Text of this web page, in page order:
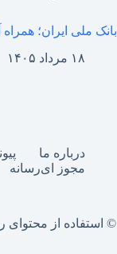
بانک ملی ایران؛
۱۸ مرداد ۱۴۰۵
درباره ما
مجوز ای‌رسانه
© استفاده از محتوای